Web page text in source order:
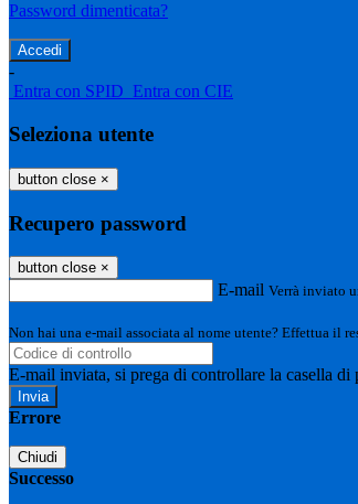
Password dimenticata?
-
Entra con SPID Entra con CIE
Seleziona utente
button close ×
Recupero password
button close ×
E-mail Verrà inviato
Non hai una e-mail associata al nome utente? Effettua il
E-mail inviata, si prega di controllare la casella di
Errore
Chiudi
Successo